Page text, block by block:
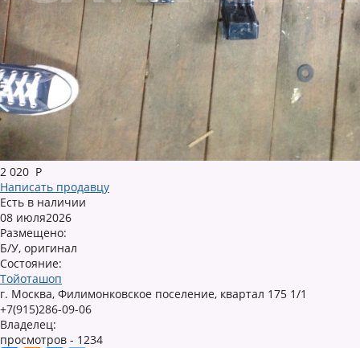
2 020 Р
Написать продавцу
Есть в наличии
08 июля2026
Размещено:
Б/У, оригинал
Состояние:
Тойоташоп
г. Москва, Филимонковское поселение, квартал 175 1/1
+7(915)286-09-06
Владелец:
просмотров - 1234